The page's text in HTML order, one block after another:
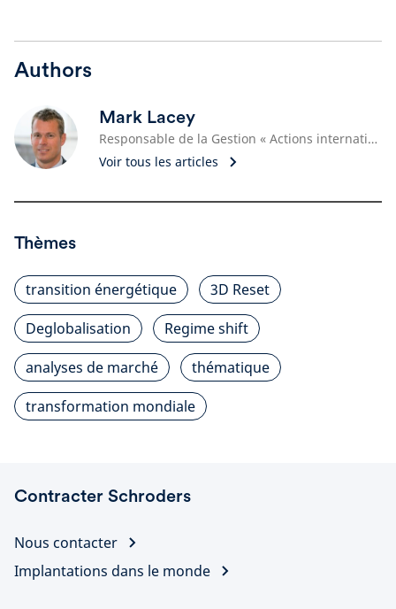
Authors
Mark Lacey
Responsable de la Gestion « Actions internationales / Ressources naturelles », Gérant de portefeuille
Voir tous les articles
Thèmes
transition énergétique
3D Reset
Deglobalisation
Regime shift
analyses de marché
thématique
transformation mondiale
Contracter Schroders
Nous contacter
Implantations dans le monde